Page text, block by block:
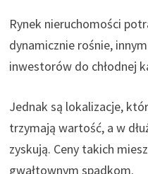
Rynek nieruchomości
dynamicznie rośnie,
inwestorów do chłodnej
Jednak są lokalizacje,
trzymają wartość, a w
zyskują. Ceny takich
gwałtownym spadkom.